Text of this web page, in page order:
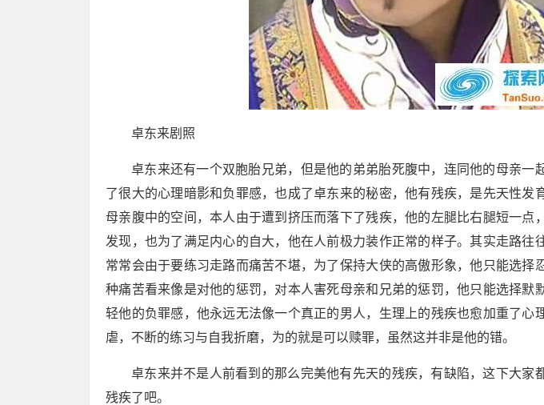
卓东来剧照
卓东来还有一个双胞胎兄弟，但是他的弟弟胎死腹中，连同他的母亲一
了很大的心理暗影和负罪感，也成了卓东来的秘密，他有残疾，是先天性发
母亲腹中的空间，本人由于遭到挤压而落下了残疾，他的左腿比右腿短一点
发现，也为了满足内心的自大，他在人前极力装作正常的样子。其实走路往
常常会由于要练习走路而痛苦不堪，为了保持大侠的高傲形象，他只能选择
种痛苦看来像是对他的惩罚，对本人害死母亲和兄弟的惩罚，他只能选择默
轻他的负罪感，他永远无法像一个真正的男人，生理上的残疾也愈加重了心
虐，不断的练习与自我折磨，为的就是可以赎罪，虽然这并非是他的错。
卓东来并不是人前看到的那么完美他有先天的残疾，有缺陷，这下大家
残疾了吧。